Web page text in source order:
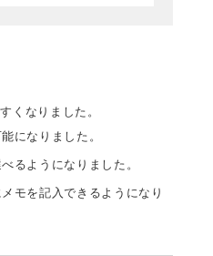
くなりました。
になりました。
るようになりました。
モを記入できるようになり